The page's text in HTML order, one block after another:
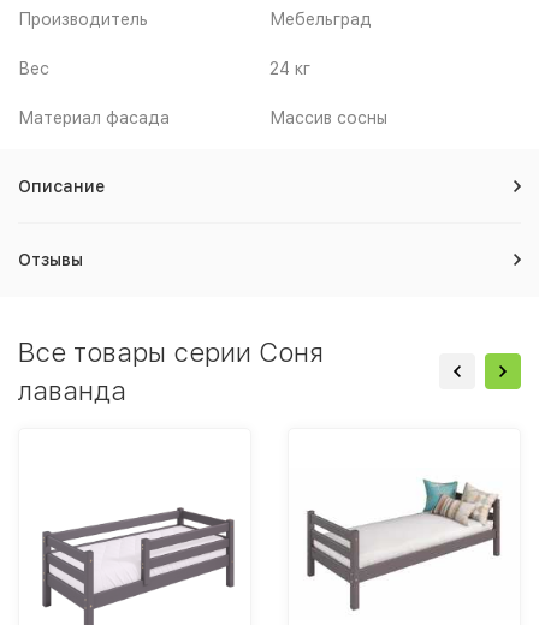
Производитель Мебельград
Вес 24 кг
Материал фасада Массив сосны
Описание
Отзывы
Все товары серии Соня
лаванда